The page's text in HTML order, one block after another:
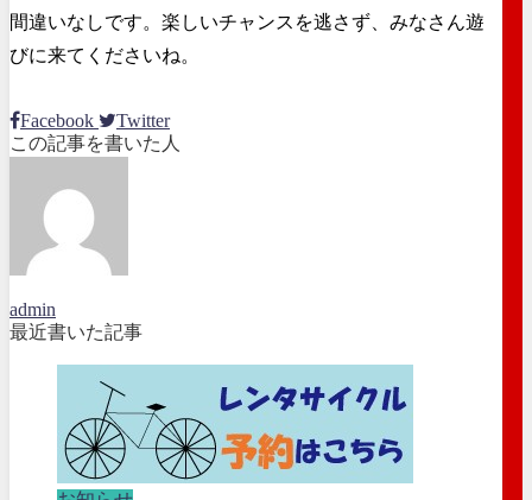
間違いなしです。楽しいチャンスを逃さず、みなさん遊
びに来てくださいね。
Facebook
Twitter
この記事を書いた人
admin
最近書いた記事